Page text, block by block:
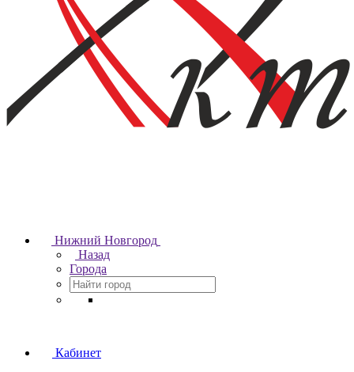
Нижний Новгород
Назад
Города
Кабинет